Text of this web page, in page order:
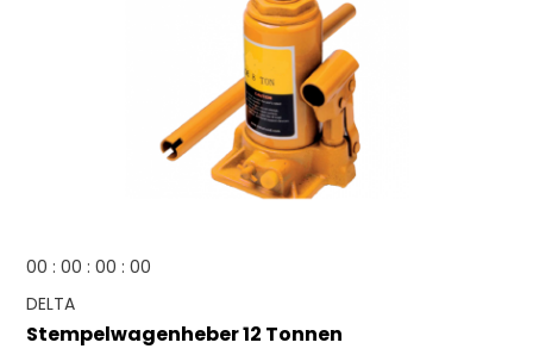
00 :00 :00 :00
DELTA
Stempelwagenheber 12 Tonnen